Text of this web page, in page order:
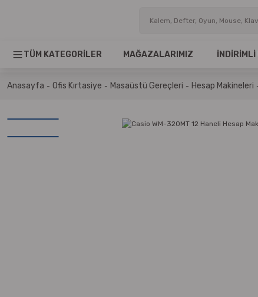
TÜM KATEGORİLER MAĞAZALARIMIZ İNDİRİMLİ
Anasayfa Ofis Kırtasiye Masaüstü Gereçleri Hesap Makineleri